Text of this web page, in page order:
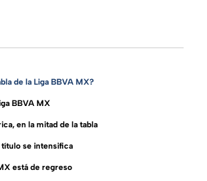
de la Liga BBVA MX?
BBVA MX
en la mitad de la tabla
título se intensifica
está de regreso